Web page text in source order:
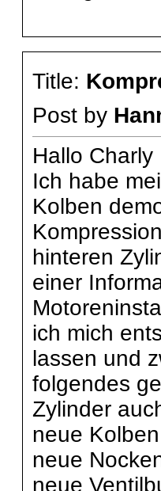
Title:
Post by
Hallo Charly
Ich habe
Kolben
hinteren
einer
ich mich
lassen und
folgendes
Zylinder
neue
neue
neue